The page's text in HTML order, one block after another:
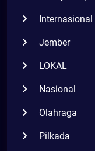
Internasional
Jember
LOKAL
Nasional
Olahraga
Pilkada